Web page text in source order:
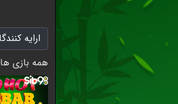
همه بازی ها